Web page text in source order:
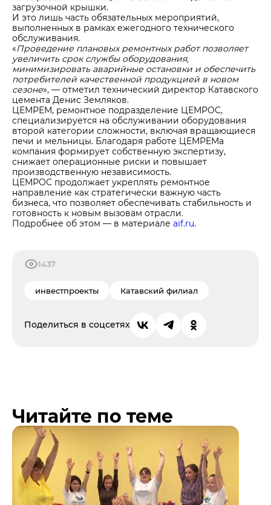
загрузочной крышки.
И это лишь часть обязательных мероприятий,
выполненных в рамках ежегодного технического
обслуживания.
«Проведение плановых ремонтных работ позволяет
увеличить срок службы оборудования,
минимизировать аварийные остановки и обеспечить
потребителей качественной продукцией в новом
сезоне», — отметил технический директор Катавского
цемента Денис Земляков.
ЦЕМРЕМ, ремонтное подразделение ЦЕМРОС,
специализируется на обслуживании оборудования
второй категории сложности, включая вращающиеся
печи и мельницы. Благодаря работе ЦЕМРЕМа
компания формирует собственную экспертизу,
снижает операционные риски и повышает
производственную независимость.
ЦЕМРОС продолжает укреплять ремонтное
направление как стратегически важную часть
бизнеса, что позволяет обеспечивать стабильность и
готовность к новым вызовам отрасли.
Подробнее об этом — в материале aif.ru.
1437
инвестпроекты Катавский филиал
Поделиться в соцсетях
Читайте по теме